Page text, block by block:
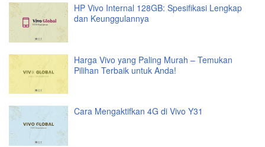
HP Vivo Internal 128GB: Spesifikasi Lengkap
dan Keunggulannya
Harga Vivo yang Paling Murah – Temukan
Pilihan Terbaik untuk Anda!
Cara Mengaktifkan 4G di Vivo Y31